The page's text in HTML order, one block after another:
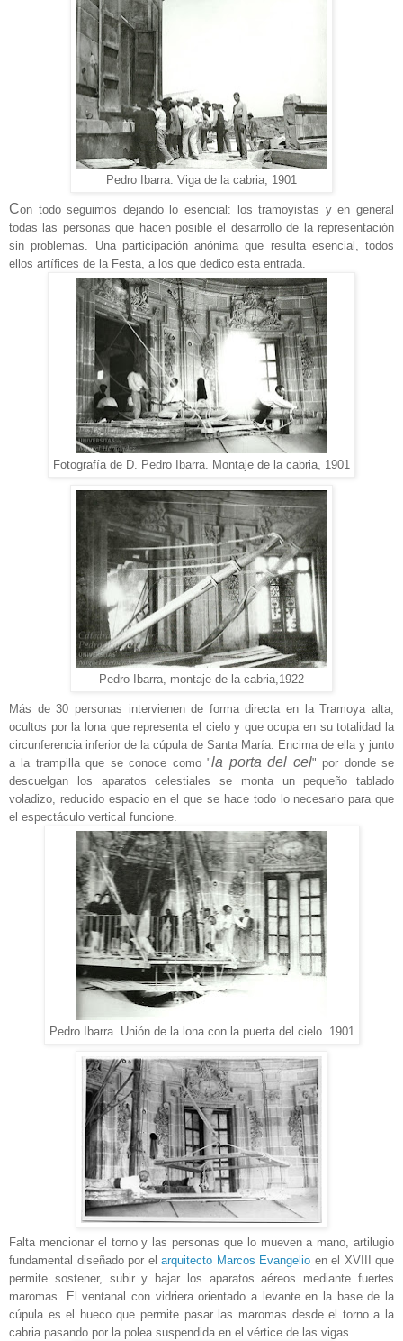
Pedro Ibarra. Viga de la cabria, 1901
Con todo seguimos dejando lo esencial: los tramoyistas y en general
todas las personas que hacen posible el desarrollo de la representación
sin problemas. Una participación anónima que resulta esencial, todos
ellos artífices de la Festa, a los que dedico esta entrada.
Fotografía de D. Pedro Ibarra. Montaje de la cabria, 1901
Pedro Ibarra, montaje de la cabria,1922
Más de 30 personas intervienen de forma directa en la Tramoya alta,
ocultos por la lona que representa el cielo y que ocupa en su totalidad la
circunferencia inferior de la cúpula de Santa María. Encima de ella y junto
a la trampilla que se conoce como "la porta del cel" por donde se
descuelgan los aparatos celestiales se monta un pequeño tablado
voladizo, reducido espacio en el que se hace todo lo necesario para que
el espectáculo vertical funcione.
Pedro Ibarra. Unión de la lona con la puerta del cielo. 1901
Falta mencionar el torno y las personas que lo mueven a mano, artilugio
fundamental diseñado por el arquitecto Marcos Evangelio en el XVIII que
permite sostener, subir y bajar los aparatos aéreos mediante fuertes
maromas. El ventanal con vidriera orientado a levante en la base de la
cúpula es el hueco que permite pasar las maromas desde el torno a la
cabria pasando por la polea suspendida en el vértice de las vigas.